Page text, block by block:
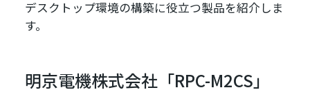
デスクトップ環境の構築に役立つ製品を紹介しま
す。
明京電機株式会社「RPC-M2CS」